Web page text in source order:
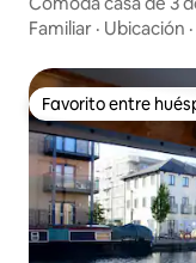
para 5 personas
Familiar · Ubicación ·
Favorito entre
Favorito entre